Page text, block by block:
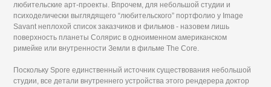
любительские арт-проекты. Впрочем, для небольшой студии и
психоделически выглядящего “любительского” портфолио у Image
Savant неплохой список заказчиков и фильмов - назовем лишь
поверхность планеты Солярис в одноименном американском
римейке или внутренности Земли в фильме The Core.
Поскольку Spore единственный источник существования небольшой
студии, все детали внутреннего устройства этого рендерера доктор